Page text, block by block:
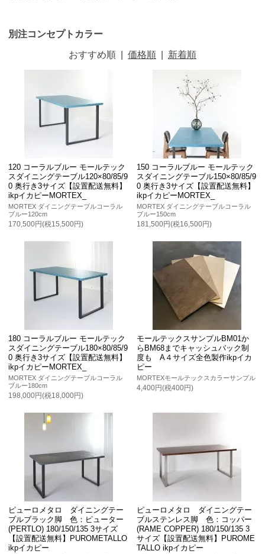
別注コンセプトカラー
おすすめ順 価格順 新着順
120 コーラルブルー モールテック
スダイニングテーブル120×80/85/9
0 奥行き3サイズ【設置配送無料】
ikpイカピーMORTEX_
MORTEX ダイニングテーブルコーラル
ブルー120cm
170,500円(税15,500円)
150 コーラルブルー モールテック
スダイニングテーブル150×80/85/9
0 奥行き3サイズ【設置配送無料】
ikpイカピーMORTEX_
MORTEX ダイニングテーブルコーラル
ブルー150cm
181,500円(税16,500円)
180 コーラルブルー モールテック
スダイニングテーブル180×80/85/9
0 奥行き3サイズ【設置配送無料】
ikpイカピーMORTEX_
MORTEX ダイニングテーブルコーラル
ブルー180cm
198,000円(税18,000円)
モールテックスサンプルBM01か
らBM68までキャッシュバック制
度も A４サイズ全色製作ikpイカ
ピー
MORTEXモールテックスカラーサンプル
4,400円(税400円)
ピューロメタロ ダイニングテー
ブルブラック脚 色：ピューター
(PERTLO) 180/150/135 3サイズ
【設置配送無料】PUROMETALLO
ikpイカピー
ピューロメタロ ダイニングテー
ブルステンレス脚 色：コッパー
(RAME COPPER) 180/150/135 3
サイズ【設置配送無料】PUROME
TALLO ikpイカピー